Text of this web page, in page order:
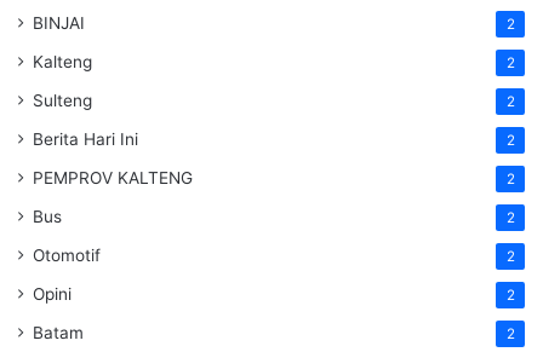
BINJAI 2
Kalteng 2
Sulteng 2
Berita Hari Ini 2
PEMPROV KALTENG 2
Bus 2
Otomotif 2
Opini 2
Batam 2